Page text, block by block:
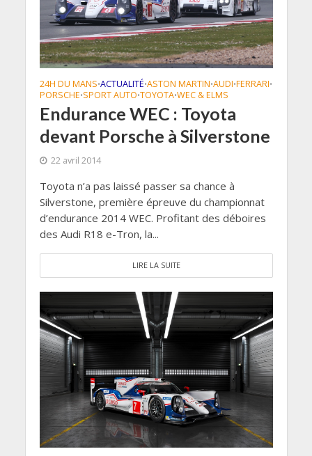
24H DU MANS•ACTUALITÉ•ASTON MARTIN•AUDI•FERRARI•
PORSCHE•SPORT AUTO•TOYOTA•WEC & ELMS
Endurance WEC : Toyota
devant Porsche à Silverstone
22 avril 2014
Toyota n’a pas laissé passer sa chance à
Silverstone, première épreuve du championnat
d’endurance 2014 WEC. Profitant des déboires
des Audi R18 e-Tron, la...
LIRE LA SUITE